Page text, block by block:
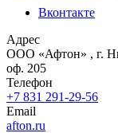
Вконтакте
Адрес
ООО «Афтон» , г.
оф. 205
Телефон
+7 831 291-29-56
Email
afton.ru